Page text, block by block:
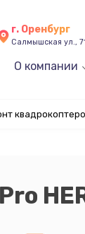
г. Оренбург
Салмышская ул.,
О компании